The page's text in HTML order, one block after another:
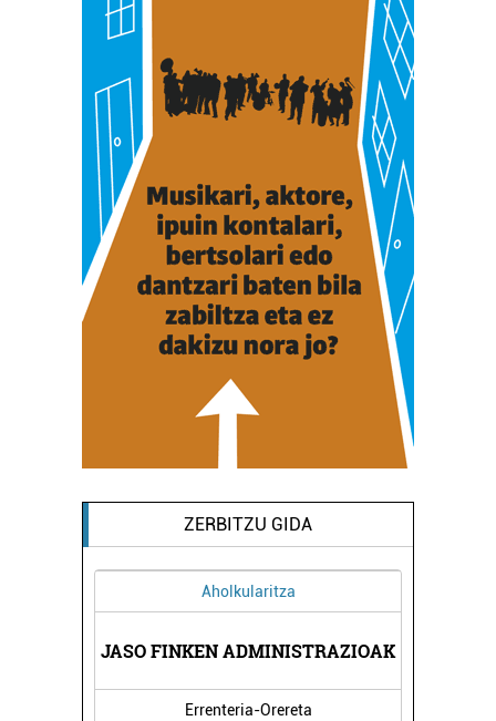
ZERBITZU GIDA
Aholkularitza
JASO FINKEN ADMINISTRAZIOAK
Errenteria-Orereta